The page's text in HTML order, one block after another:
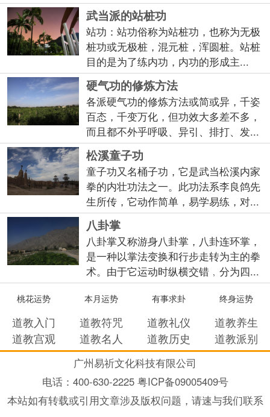
武当派的站桩功
站功：站功俗称为站桩功，也称为无极
桩功或无极桩，混元桩，浑圆桩。站桩
目的是为了练内功，内功的形成主...
硬气功的修炼方法
各派硬气功的修炼方法或简或异，千姿
百态，千变万化，但功效大多差不多，
而且都不外乎呼吸、异引、排打、发...
松溪童子功
童子功又名桶子功，它是武当松溪内家
拳的内壮功法之一。此功法系李良鸽先
生所传，它动作简单，易学易练，对...
八卦掌
八卦掌又称游身八卦掌，八卦连环掌，
是一种以掌法变换和行步走转为主的拳
术。由于它运动时纵横交错﹐分为四...
桃花运势 本月运势 有事求卦 终身运势
道教入门 道教符咒 道教礼仪
道教养生
道教宫观
道教名人 道教历史 道教派别
广州易祈文化科技有限公司
电话： 400-630-2225 粤ICP备09005409号
本站如有转载或引用文章涉及版权问题，请速与我们联系